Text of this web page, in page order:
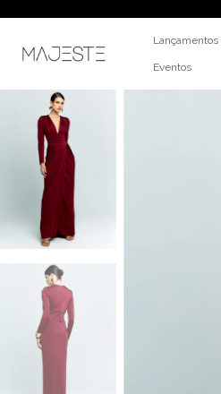
Lançamentos
Eventos